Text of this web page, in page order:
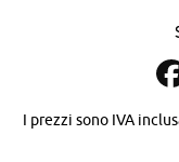
I prezzi sono IVA